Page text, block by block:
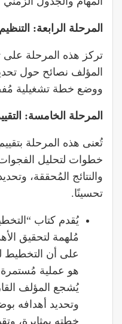
المرحلة الرابعة:
تركز هذه المرحلة على
المؤلف نصائح حول
ووضع خطة تشغيلية
المرحلة الخامسة:
تُعنى هذه المرحلة
خطوات لتحليل
والنتائج المُحققة،
تحسينًا.
يُقدم كتاب
مُلهمة لتحقيق
على أن التخطيط
هو عملية مُستمرة
يُشجع المؤلف
وتحديد أهدافه
خطته بِمثابرة،